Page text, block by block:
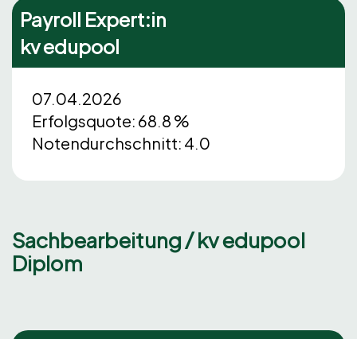
Payroll Expert:in
kv edupool
07.04.2026
Erfolgsquote: 68.8 %
Notendurchschnitt: 4.0
Sachbearbeitung / kv edupool
Diplom